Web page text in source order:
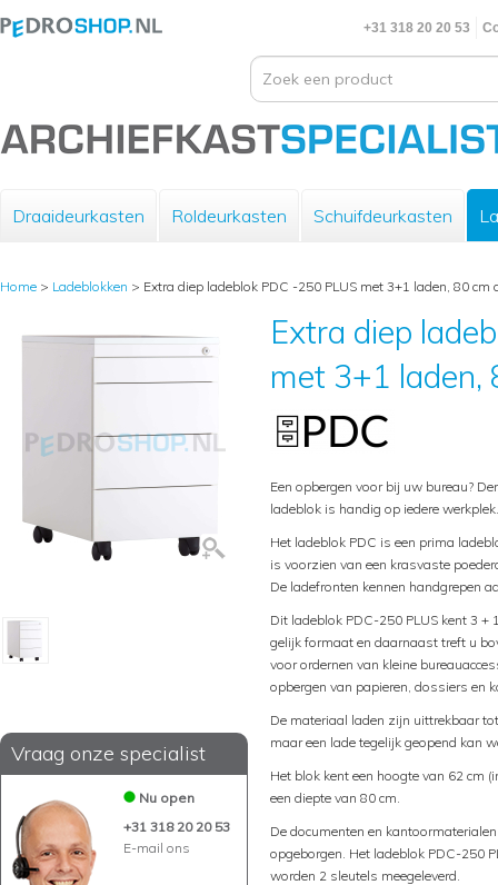
+31 318 20 20 53
Draaideurkasten Roldeurkasten Schuifdeurkasten
Home > Ladeblokken > Extra diep ladeblok PDC -250 PLUS met 3+1 laden, 80 cm
Vraag onze specialist
Nu open
+31 318 20 20 53
E-mail ons
Extra diep
met 3+1 laden,
Een opbergen voor bij uw bureau?
ladeblok is handig op iedere werkplek.
Het ladeblok PDC is een prima
is voorzien van een krasvaste
De ladefronten kennen handgrepen
Dit ladeblok PDC-250 PLUS kent 3
gelijk formaat en daarnaast treft u
voor ordernen van kleine
opbergen van papieren, dossiers en
De materiaal laden zijn uittrekbaar
maar een lade tegelijk geopend kan
Het blok kent een hoogte van 62 cm
een diepte van 80 cm.
De documenten en
opgeborgen. Het ladeblok PDC-250
worden 2 sleutels meegeleverd.